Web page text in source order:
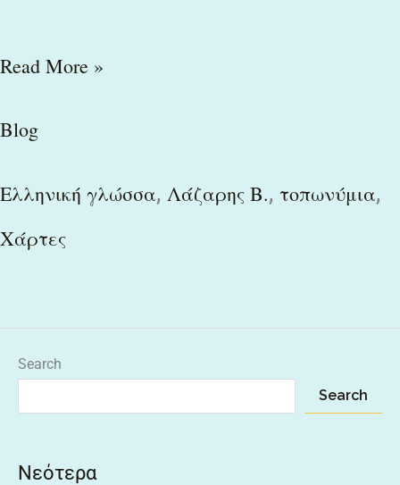
Read More »
Blog
Ελληνική γλώσσα, Λάζαρης Β., τοπωνύμια,
Χάρτες
Search
Search
Νεότερα